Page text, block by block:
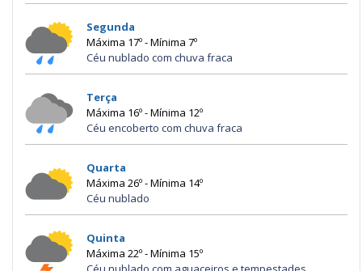
Segunda
Máxima 17º - Mínima 7º
Céu nublado com chuva fraca
Terça
Máxima 16º - Mínima 12º
Céu encoberto com chuva fraca
Quarta
Máxima 26º - Mínima 14º
Céu nublado
Quinta
Máxima 22º - Mínima 15º